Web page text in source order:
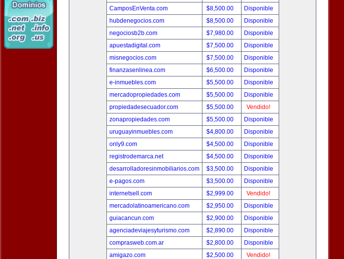
CamposEnVenta.com
$8,500.00
Disponible
hubdenegocios.com
$8,500.00
Disponible
negociosb2b.com
$7,980.00
Disponible
apuestadigital.com
$7,500.00
Disponible
misnegocios.com
$7,500.00
Disponible
finanzasenlinea.com
$6,500.00
Disponible
e-inmuebles.com
$5,500.00
Disponible
mercadopropiedades.com
$5,500.00
Disponible
propiedadesecuador.com
$5,500.00
Vendido!
zonapropiedades.com
$5,500.00
Disponible
uruguayinmuebles.com
$4,800.00
Disponible
only9.com
$4,500.00
Disponible
registrodemarca.net
$4,500.00
Disponible
desarrolladoresinmobiliarios.com
$3,500.00
Disponible
e-pagos.com
$3,500.00
Disponible
internetsell.com
$2,999.00
Vendido!
mercadolatinoamericano.com
$2,950.00
Disponible
guiacancun.com
$2,900.00
Disponible
agenciadeviajesyturismo.com
$2,890.00
Disponible
comprasweb.com.ar
$2,800.00
Disponible
amigazo.com
$2,500.00
Vendido!